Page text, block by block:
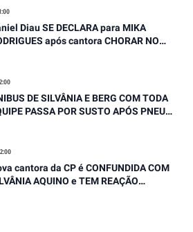
Diau SE DECLARA para MIKA
após cantora CHORAR NO
DE SILVÂNIA E BERG COM TODA
PASSA POR SUSTO APÓS PNEU
cantora da CP é CONFUNDIDA COM
AQUINO e TEM REAÇÃO